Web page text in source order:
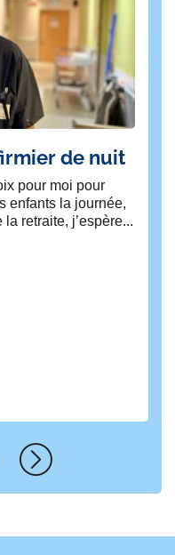
de nuit
pour moi pour
enfants la journée,
retraite, j’espère...
Suivant